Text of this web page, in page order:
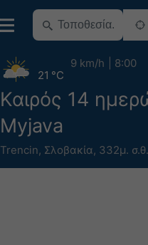
Καιρός 14
Myjava
Trencin, Σλοβακία, 332μ. σ.θ.
21 °C
9 km/h 8:00